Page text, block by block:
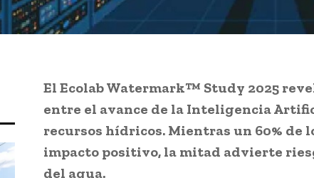
El Ecolab Watermark™ Study 2025
entre el avance de la Inteligencia
recursos hídricos. Mientras un 60% de
impacto positivo, la mitad advierte
del agua.